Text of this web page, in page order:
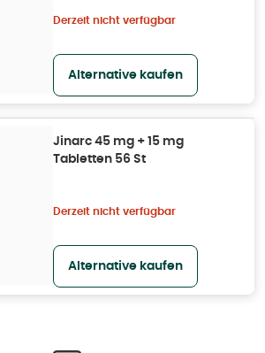
Derzeit nicht verfügbar
Alternative kaufen
Jinarc 45 mg + 15 mg
Tabletten 56 St
Derzeit nicht verfügbar
Alternative kaufen